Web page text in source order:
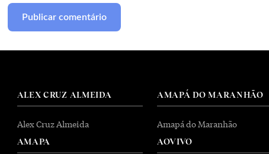
ALEX CRUZ ALMEIDA
Alex Cruz Almeida
AMAPA
AMAPÁ DO MARANHÃO
Amapá do Maranhão
AOVIVO